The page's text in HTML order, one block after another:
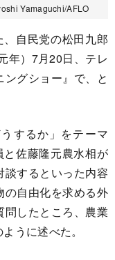
Yamaguchi/AFLO
自民党の松田九郎
年）7月20日、テレ
グショー』で、と
するか」をテーマ
と佐藤隆元農水相が
談するといった内容
の自由化を求める外
問したところ、農業
うに述べた。